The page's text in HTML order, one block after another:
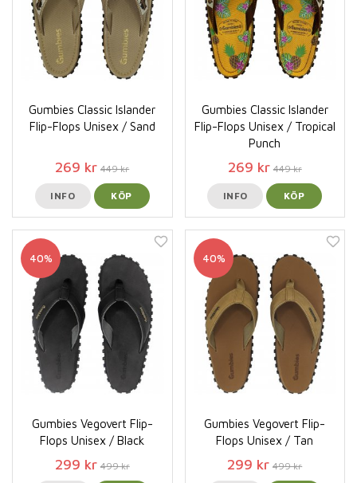
Gumbies Classic Islander
Flip-Flops Unisex / Sand
269 kr 449 kr
INFO KÖP
Gumbies Classic Islander
Flip-Flops Unisex / Tropical
Punch
269 kr 449 kr
INFO KÖP
40%
Gumbies Vegovert Flip-
Flops Unisex / Black
299 kr 499 kr
40%
Gumbies Vegovert Flip-
Flops Unisex / Tan
299 kr 499 kr